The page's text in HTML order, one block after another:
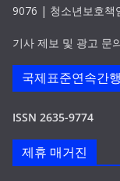
9076 | 청소년보호책
기사 제보 및 광고 문
국제표준연속간
ISSN 2635-9774
제휴 매거진